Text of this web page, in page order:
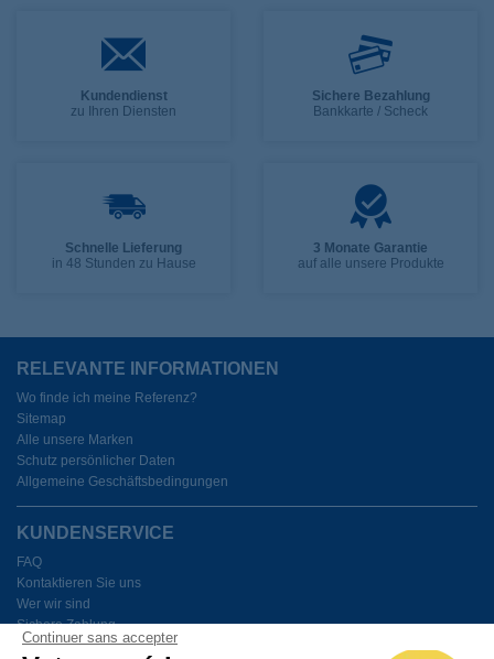
Continuer sans accepter
Kundendienst
zu Ihren Diensten
Sichere Bezahlung
Bankkarte / Scheck
Schnelle Lieferung
in 48 Stunden zu Hause
3 Monate Garantie
auf alle unsere Produkte
RELEVANTE INFORMATIONEN
Wo finde ich meine Referenz?
Sitemap
Alle unsere Marken
Schutz persönlicher Daten
Allgemeine Geschäftsbedingungen
KUNDENSERVICE
FAQ
Kontaktieren Sie uns
Wer wir sind
Sichere Zahlung
Meine Cookies verwalten